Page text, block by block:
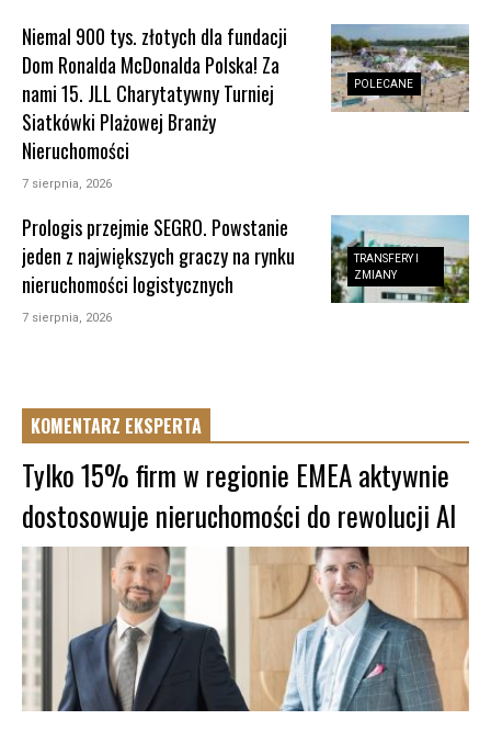
POLECANE
Niemal 900 tys. złotych dla fundacji
Dom Ronalda McDonalda Polska! Za
nami 15. JLL Charytatywny Turniej
Siatkówki Plażowej Branży
Nieruchomości
7 sierpnia, 2026
TRANSFERY I
ZMIANY
Prologis przejmie SEGRO. Powstanie
jeden z największych graczy na rynku
nieruchomości logistycznych
7 sierpnia, 2026
KOMENTARZ EKSPERTA
Tylko 15% firm w regionie EMEA aktywnie
dostosowuje nieruchomości do rewolucji AI